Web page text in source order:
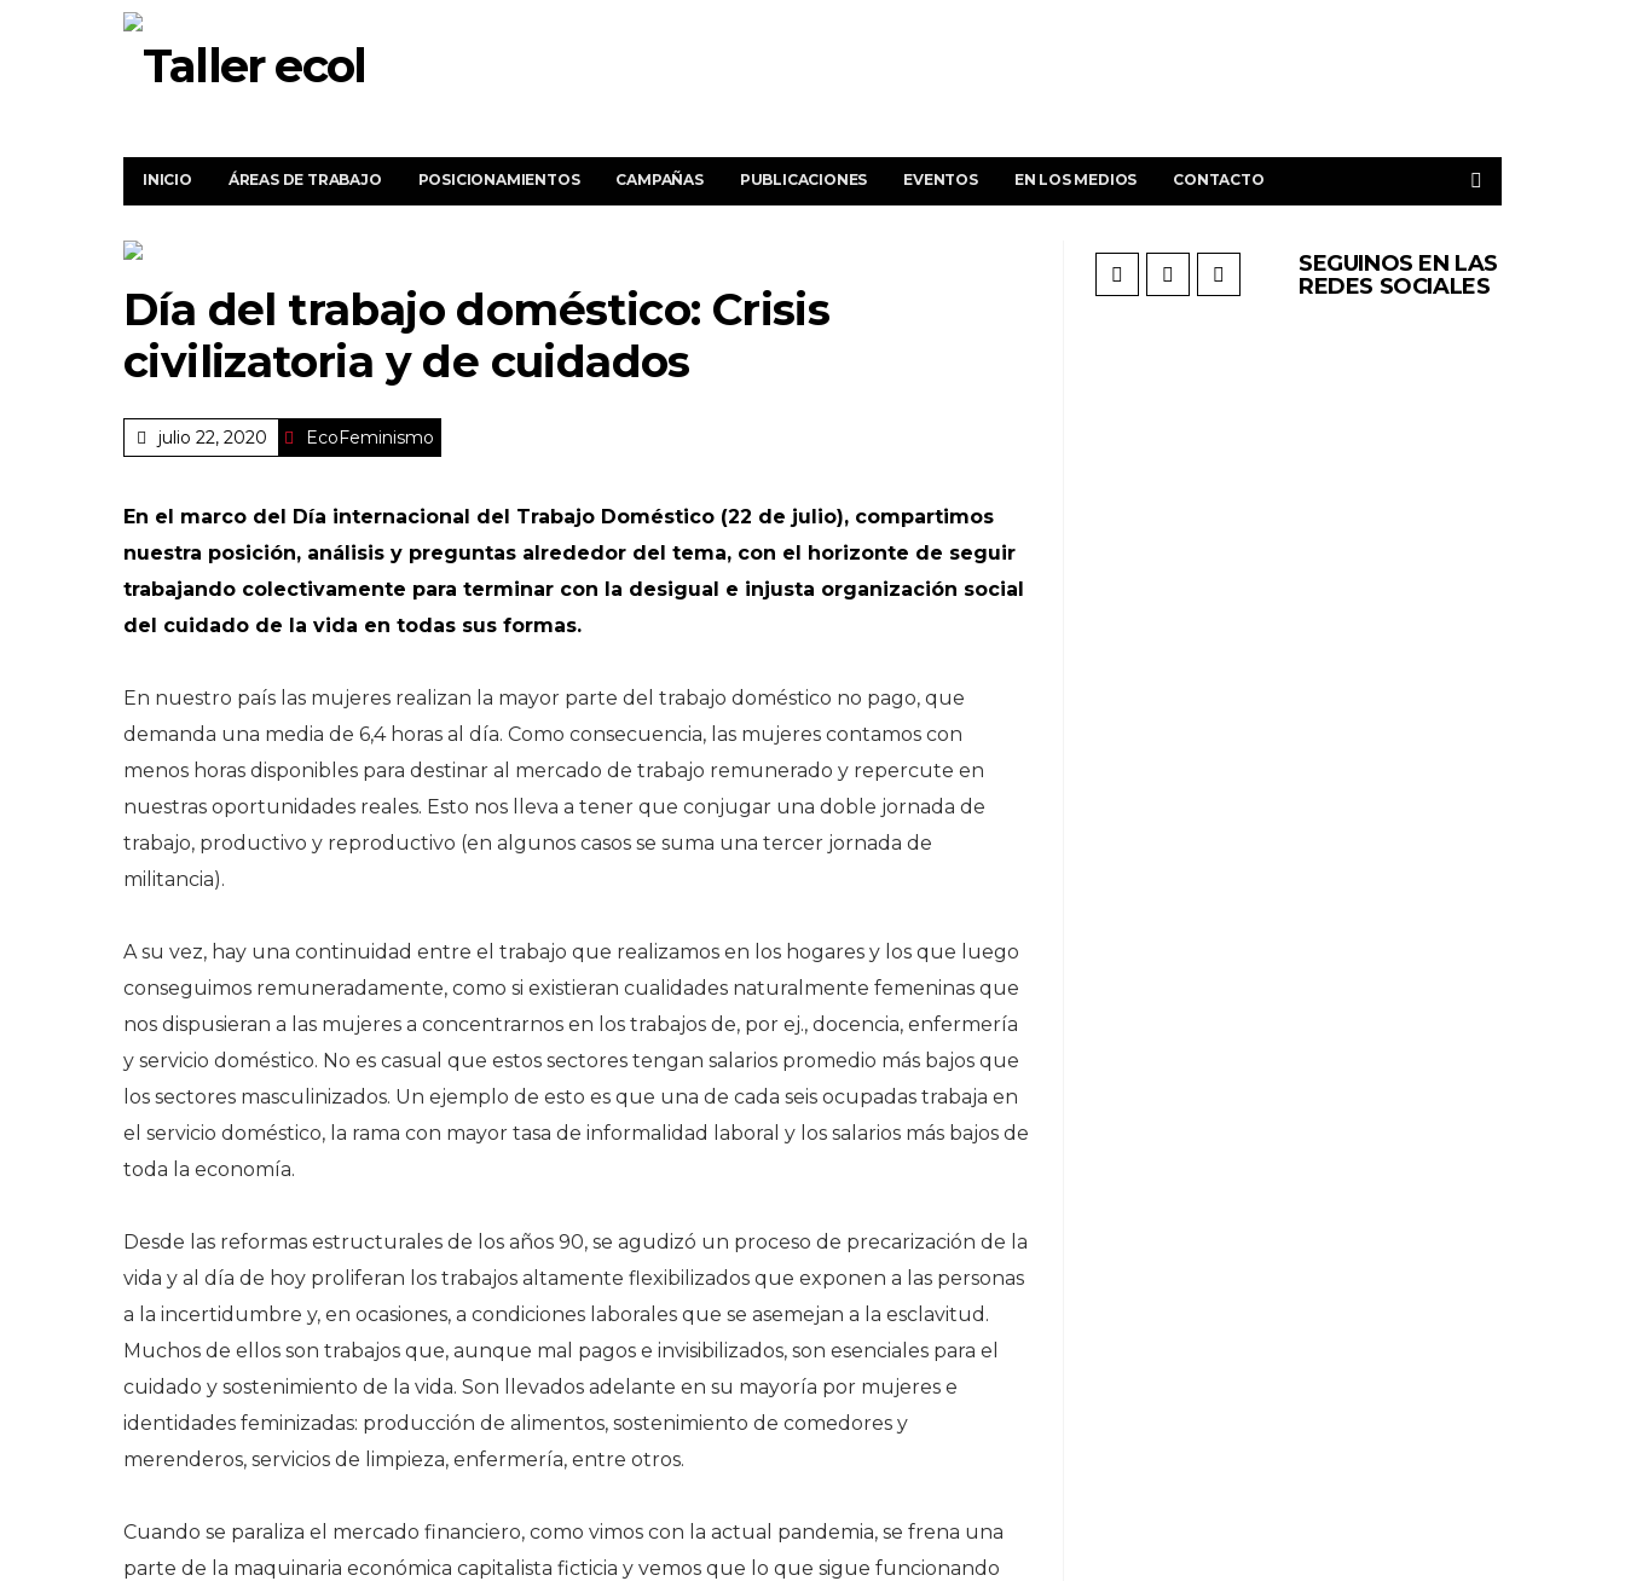
INICIO ÁREAS DE TRABAJO POSICIONAMIENTOS CAMPAÑAS PUBLICACIONES EVENTOS EN LOS MEDIOS CONTACTO
Día del trabajo doméstico: Crisis
civilizatoria y de cuidados
julio 22, 2020 EcoFeminismo
En el marco del Día internacional del Trabajo Doméstico (22 de julio), compartimos
nuestra posición, análisis y preguntas alrededor del tema, con el horizonte de seguir
trabajando colectivamente para terminar con la desigual e injusta organización social
del cuidado de la vida en todas sus formas.
En nuestro país las mujeres realizan la mayor parte del trabajo doméstico no pago, que
demanda una media de 6,4 horas al día. Como consecuencia, las mujeres contamos con
menos horas disponibles para destinar al mercado de trabajo remunerado y repercute en
nuestras oportunidades reales. Esto nos lleva a tener que conjugar una doble jornada de
trabajo, productivo y reproductivo (en algunos casos se suma una tercer jornada de
militancia).
A su vez, hay una continuidad entre el trabajo que realizamos en los hogares y los que luego
conseguimos remuneradamente, como si existieran cualidades naturalmente femeninas que
nos dispusieran a las mujeres a concentrarnos en los trabajos de, por ej., docencia, enfermería
y servicio doméstico. No es casual que estos sectores tengan salarios promedio más bajos que
los sectores masculinizados. Un ejemplo de esto es que una de cada seis ocupadas trabaja en
el servicio doméstico, la rama con mayor tasa de informalidad laboral y los salarios más bajos de
toda la economía.
Desde las reformas estructurales de los años 90, se agudizó un proceso de precarización de la
vida y al día de hoy proliferan los trabajos altamente flexibilizados que exponen a las personas
a la incertidumbre y, en ocasiones, a condiciones laborales que se asemejan a la esclavitud.
Muchos de ellos son trabajos que, aunque mal pagos e invisibilizados, son esenciales para el
cuidado y sostenimiento de la vida. Son llevados adelante en su mayoría por mujeres e
identidades feminizadas: producción de alimentos, sostenimiento de comedores y
merenderos, servicios de limpieza, enfermería, entre otros.
Cuando se paraliza el mercado financiero, como vimos con la actual pandemia, se frena una
parte de la maquinaria económica capitalista ficticia y vemos que lo que sigue funcionando
SEGUINOS EN LAS
REDES SOCIALES